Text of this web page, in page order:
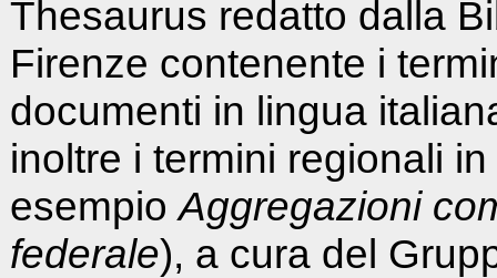
Thesaurus redatto dalla
Firenze contenente i
documenti in lingua
inoltre i termini regionali
esempioAggregazioni
federale), a cura del